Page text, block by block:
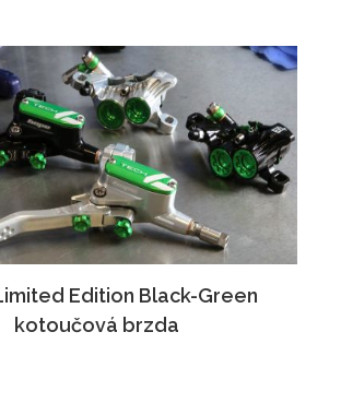
Edition Black-Green
kotoučová brzda